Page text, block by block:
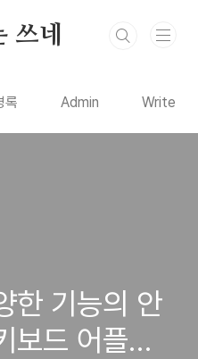
쓰네
록 Admin Write
한 기능의 안
보드 어플